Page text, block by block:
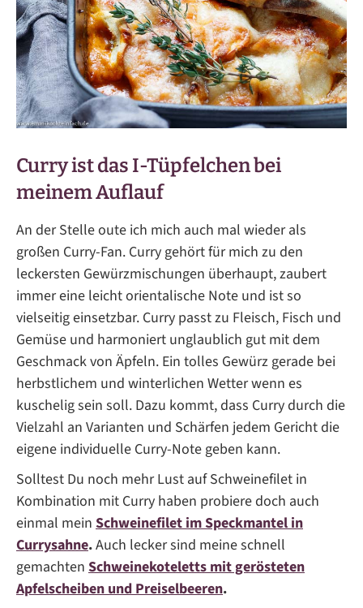
Curry ist das I-Tüpfelchen bei
meinem Auflauf
An der Stelle oute ich mich auch mal wieder als
großen Curry-Fan. Curry gehört für mich zu den
leckersten Gewürzmischungen überhaupt, zaubert
immer eine leicht orientalische Note und ist so
vielseitig einsetzbar. Curry passt zu Fleisch, Fisch und
Gemüse und harmoniert unglaublich gut mit dem
Geschmack von Äpfeln. Ein tolles Gewürz gerade bei
herbstlichem und winterlichen Wetter wenn es
kuschelig sein soll. Dazu kommt, dass Curry durch die
Vielzahl an Varianten und Schärfen jedem Gericht die
eigene individuelle Curry-Note geben kann.
Solltest Du noch mehr Lust auf Schweinefilet in
Kombination mit Curry haben probiere doch auch
einmal mein Schweinefilet im Speckmantel in
Currysahne.Auch lecker sind meine schnell
gemachten Schweinekoteletts mit gerösteten
Apfelscheiben und Preiselbeeren.